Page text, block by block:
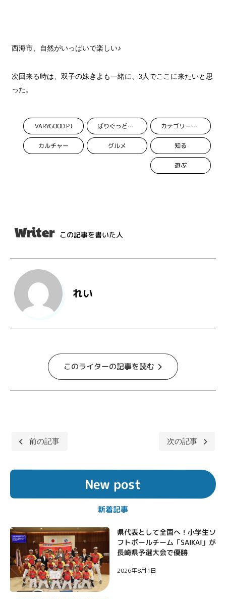
西海市、自然がいっぱいで楽しい♪
次回来る時は、双子の妹きよ も一緒に、 3人でここに来たいと思
った。
VARYGOOD PJ ばりぐっどくんプロジェクト カテゴリーなし
カルチャー グルメ 知る
遊ぶ
Writer この記事を書いた人
れい
このライターの記事を読む
稿
ビ
ー
シ
ョ
ン
前の記事 次の記事
New post
新着記事
県代表として全国へ！小学生ソ
フトボールチーム「SAIKAI」が
長崎県予選大会で優勝
2026年8月1日